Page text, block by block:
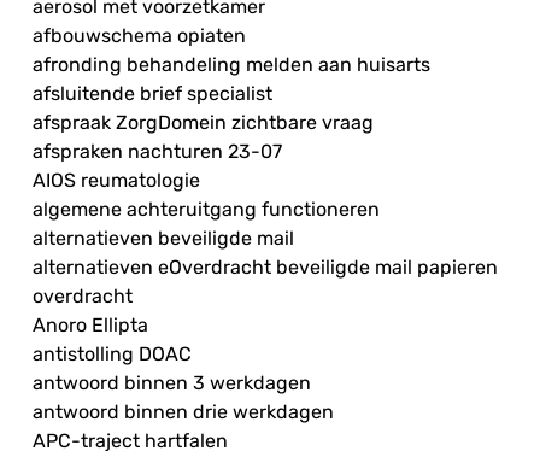
aerosol met voorzetkamer
afbouwschema opiaten
afronding behandeling melden aan huisarts
afsluitende brief specialist
afspraak ZorgDomein zichtbare vraag
afspraken nachturen 23-07
AIOS reumatologie
algemene achteruitgang functioneren
alternatieven beveiligde mail
alternatieven eOverdracht beveiligde mail papieren
overdracht
Anoro Ellipta
antistolling DOAC
antwoord binnen 3 werkdagen
antwoord binnen drie werkdagen
APC-traject hartfalen